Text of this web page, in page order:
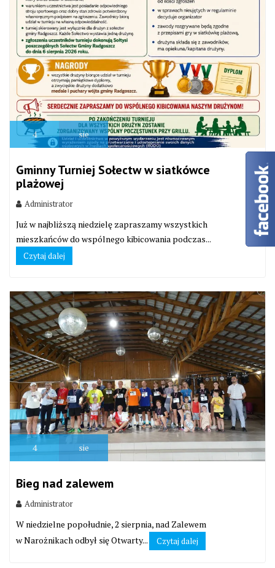
4 sie
Gminny Turniej Sołectw w siatkówce
plażowej
Administrator
Już w najbliższą niedzielę zapraszamy wszystkich
mieszkańców do wspólnego kibicowania podczas...
Czytaj dalej
4 sie
Bieg nad zalewem
Administrator
W niedzielne popołudnie, 2 sierpnia, nad Zalewem
w Narożnikach odbył się Otwarty...
Czytaj dalej